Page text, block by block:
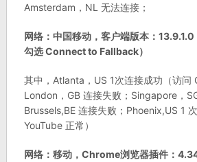
Amsterdam，NL 无法连接；
网络：中国移动，客户端版本：
勾选 Connect to Fallback）
其中，Atlanta，US 1次连接成功（访问
London，GB 连接失败；Singapore，
Brussels,BE 连接失败；Phoenix,US 1
YouTube 正常）
网络：移动，Chrome浏览器插件：